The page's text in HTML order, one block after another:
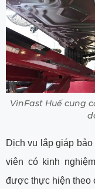
VinFast Huế cung
Dịch vụ lắp giáp
viên có kinh
được thực hiện theo